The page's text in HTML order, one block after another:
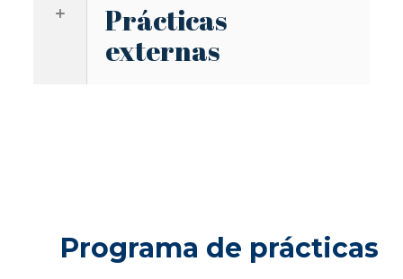
Prácticas
externas
Programa de prácticas